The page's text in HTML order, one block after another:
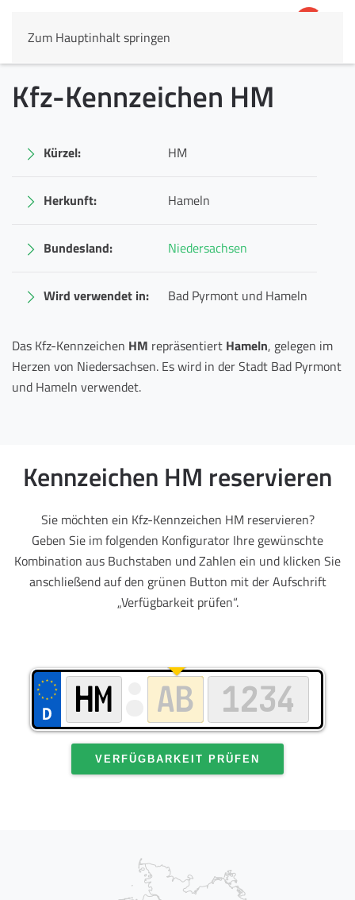
Zum Hauptinhalt springen
Kfz-Kennzeichen HM
Kürzel: HM
Herkunft: Hameln
Bundesland: Niedersachsen
Wird verwendet in: Bad Pyrmont und Hameln
Das Kfz-Kennzeichen HM repräsentiert Hameln, gelegen im
Herzen von Niedersachsen. Es wird in der Stadt Bad Pyrmont
und Hameln verwendet.
Kennzeichen HM reservieren
Sie möchten ein Kfz-Kennzeichen HM reservieren?
Geben Sie im folgenden Konfigurator Ihre gewünschte
Kombination aus Buchstaben und Zahlen ein und klicken Sie
anschließend auf den grünen Button mit der Aufschrift
„Verfügbarkeit prüfen“.
VERFÜGBARKEIT PRÜFEN